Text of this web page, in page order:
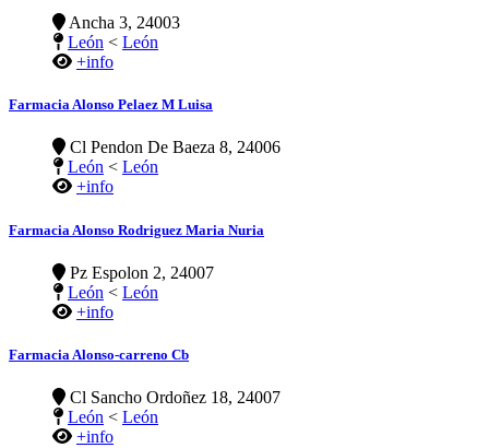
Ancha 3, 24003
León < León
+info
Farmacia Alonso Pelaez M Luisa
Cl Pendon De Baeza 8, 24006
León < León
+info
Farmacia Alonso Rodriguez Maria Nuria
Pz Espolon 2, 24007
León < León
+info
Farmacia Alonso-carreno Cb
Cl Sancho Ordoñez 18, 24007
León < León
+info